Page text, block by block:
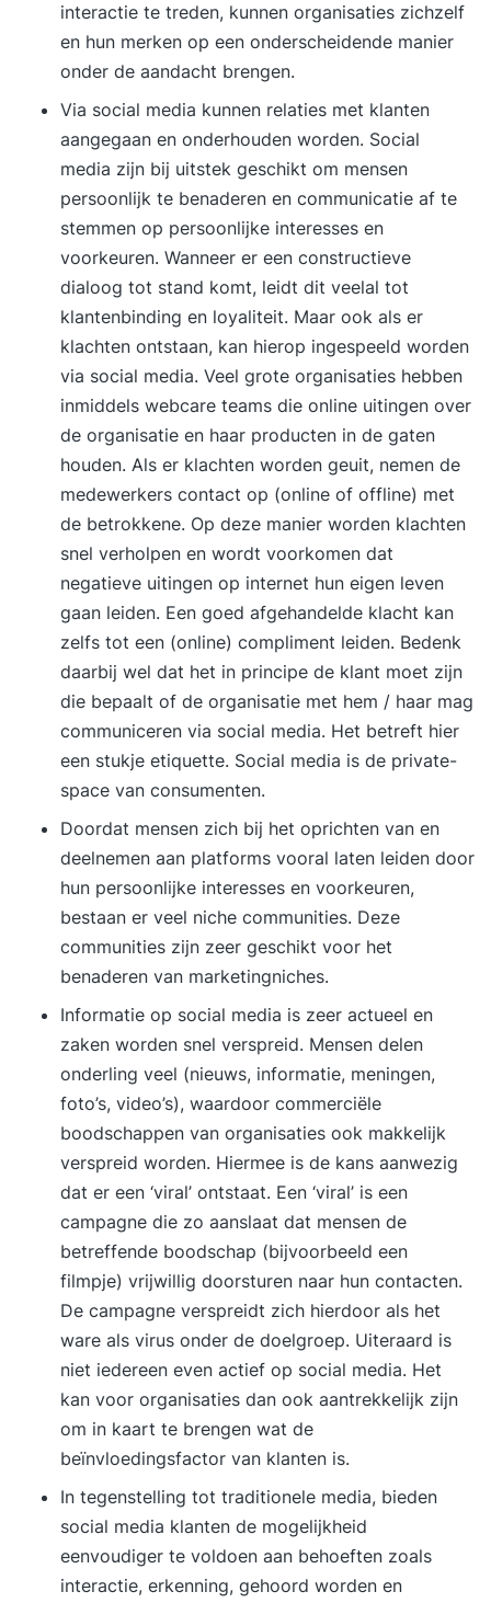
interactie te treden, kunnen organisaties zichzelf
en hun merken op een onderscheidende manier
onder de aandacht brengen.
Via social media kunnen relaties met klanten
aangegaan en onderhouden worden. Social
media zijn bij uitstek geschikt om mensen
persoonlijk te benaderen en communicatie af te
stemmen op persoonlijke interesses en
voorkeuren. Wanneer er een constructieve
dialoog tot stand komt, leidt dit veelal tot
klantenbinding en loyaliteit. Maar ook als er
klachten ontstaan, kan hierop ingespeeld worden
via social media. Veel grote organisaties hebben
inmiddels webcare teams die online uitingen over
de organisatie en haar producten in de gaten
houden. Als er klachten worden geuit, nemen de
medewerkers contact op (online of offline) met
de betrokkene. Op deze manier worden klachten
snel verholpen en wordt voorkomen dat
negatieve uitingen op internet hun eigen leven
gaan leiden. Een goed afgehandelde klacht kan
zelfs tot een (online) compliment leiden. Bedenk
daarbij wel dat het in principe de klant moet zijn
die bepaalt of de organisatie met hem / haar mag
communiceren via social media. Het betreft hier
een stukje etiquette. Social media is de private-
space van consumenten.
Doordat mensen zich bij het oprichten van en
deelnemen aan platforms vooral laten leiden door
hun persoonlijke interesses en voorkeuren,
bestaan er veel niche communities. Deze
communities zijn zeer geschikt voor het
benaderen van marketingniches.
Informatie op social media is zeer actueel en
zaken worden snel verspreid. Mensen delen
onderling veel (nieuws, informatie, meningen,
foto’s, video’s), waardoor commerciële
boodschappen van organisaties ook makkelijk
verspreid worden. Hiermee is de kans aanwezig
dat er een ‘viral’ ontstaat. Een ‘viral’ is een
campagne die zo aanslaat dat mensen de
betreffende boodschap (bijvoorbeeld een
filmpje) vrijwillig doorsturen naar hun contacten.
De campagne verspreidt zich hierdoor als het
ware als virus onder de doelgroep. Uiteraard is
niet iedereen even actief op social media. Het
kan voor organisaties dan ook aantrekkelijk zijn
om in kaart te brengen wat de
beïnvloedingsfactor van klanten is.
In tegenstelling tot traditionele media, bieden
social media klanten de mogelijkheid
eenvoudiger te voldoen aan behoeften zoals
interactie, erkenning, gehoord worden en